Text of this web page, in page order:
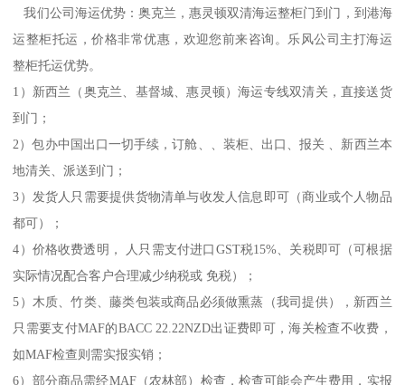
我们公司海运优势：奥克兰，惠灵顿双清海运整柜门到门，到港海
运整柜托运，价格非常优惠，欢迎您前来咨询。乐风公司主打海运
整柜托运优势。
1）新西兰（奥克兰、基督城、惠灵顿）海运专线双清关，直接送货
到门；
2）包办中国出口一切手续，订舱、、装柜、出口、报关 、新西兰本
地清关、派送到门；
3）发货人只需要提供货物清单与收发人信息即可（商业或个人物品
都可）；
4）价格收费透明， 人只需支付进口GST税15%、关税即可（可根据
实际情况配合客户合理减少纳税或 免税）；
5）木质、竹类、藤类包装或商品必须做熏蒸（我司提供），新西兰
只需要支付MAF的BACC 22.22NZD出证费即可，海关检查不收费，
如MAF检查则需实报实销；
6）部分商品需经MAF（农林部）检查，检查可能会产生费用，实报